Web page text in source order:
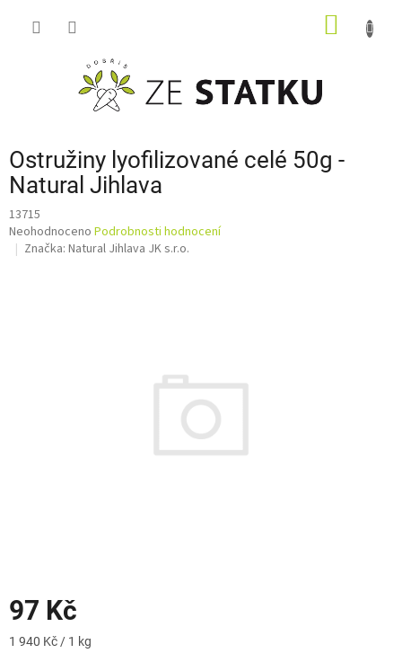
Ostružiny lyofilizované celé 50g -
Natural Jihlava
13715
Průměrné
hodnocení
Neohodnoceno Podrobnosti hodnocení
Značka: Natural Jihlava JK s.r.o.
97 Kč
Měrná
1 940 Kč / 1 kg